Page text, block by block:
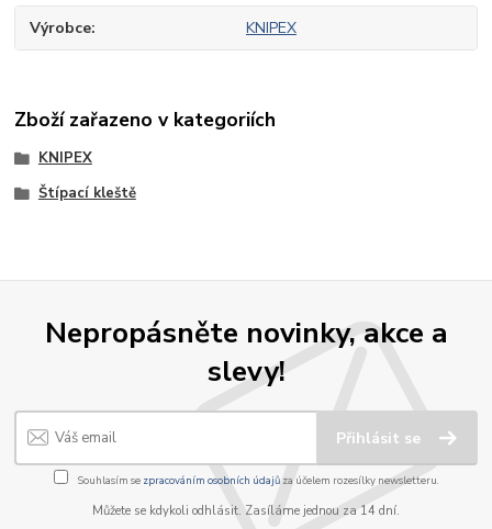
Výrobce KNIPEX
Zboží zařazeno v kategoriích
KNIPEX
Štípací kleště
Nepropásněte novinky, akce a
slevy!
Přihlásit se
Souhlasím se zpracováním osobních údajůza účelem rozesílky newsletteru.
Můžete se kdykoli odhlásit. Zasíláme jednou za 14 dní.